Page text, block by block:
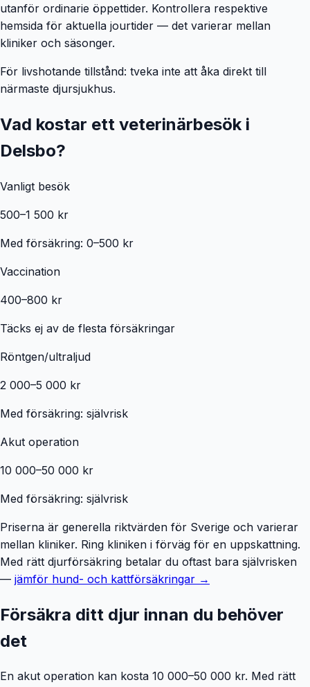
utanför ordinarie öppettider. Kontrollera respektive
hemsida för aktuella jourtider — det varierar mellan
kliniker och säsonger.
För livshotande tillstånd: tveka inte att åka direkt till
närmaste djursjukhus.
Vad kostar ett veterinärbesök i
Delsbo?
Vanligt besök
500–1 500 kr
Med försäkring: 0–500 kr
Vaccination
400–800 kr
Täcks ej av de flesta försäkringar
Röntgen/ultraljud
2 000–5 000 kr
Med försäkring: självrisk
Akut operation
10 000–50 000 kr
Med försäkring: självrisk
Priserna är generella riktvärden för Sverige och varierar
mellan kliniker. Ring kliniken i förväg för en uppskattning.
Med rätt djurförsäkring betalar du oftast bara självrisken
— jämför hund- och kattförsäkringar →
Försäkra ditt djur innan du behöver
det
En akut operation kan kosta 10 000–50 000 kr. Med rätt